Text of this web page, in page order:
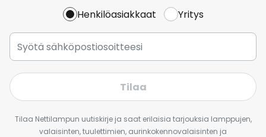
Henkilöasiakkaat Yritys
Tilaa
Tilaa Nettilampun uutiskirje ja saat erilaisia tarjouksia lamppujen,
valaisinten, tuulettimien, aurinkokennovalaisinten ja